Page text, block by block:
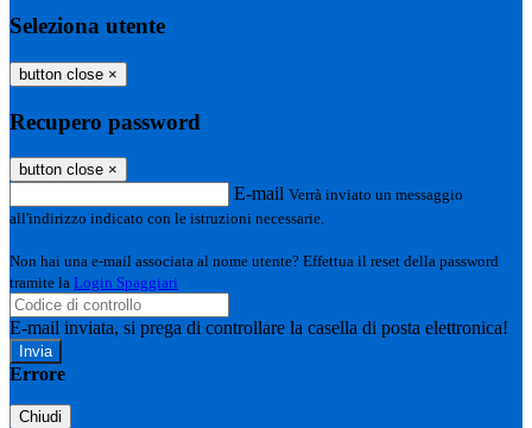
Seleziona utente
button close ×
Recupero password
button close ×
E-mail Verrà inviato un messaggio
all'indirizzo indicato con le istruzioni necessarie.
Non hai una e-mail associata al nome utente? Effettua il reset della password
tramite la Login Spaggiari
E-mail inviata, si prega di controllare la casella di posta elettronica!
Errore
Chiudi